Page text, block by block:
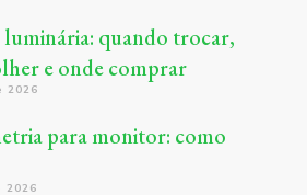
luminária: quando trocar,
e onde comprar
2026
para monitor: como